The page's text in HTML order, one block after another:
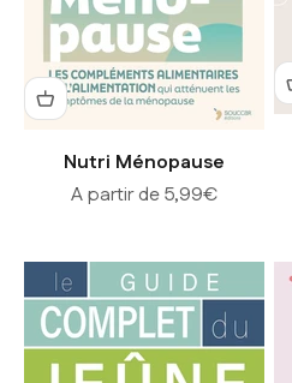
Nutri Ménopause
Prix de vente
A partir de 5,99€